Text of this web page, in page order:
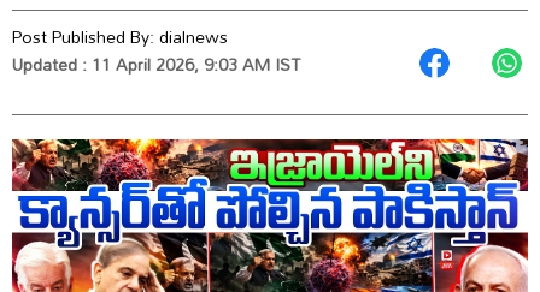
Post Published By:dialnews
Updated : 11 April 2026, 9:03 AM IST